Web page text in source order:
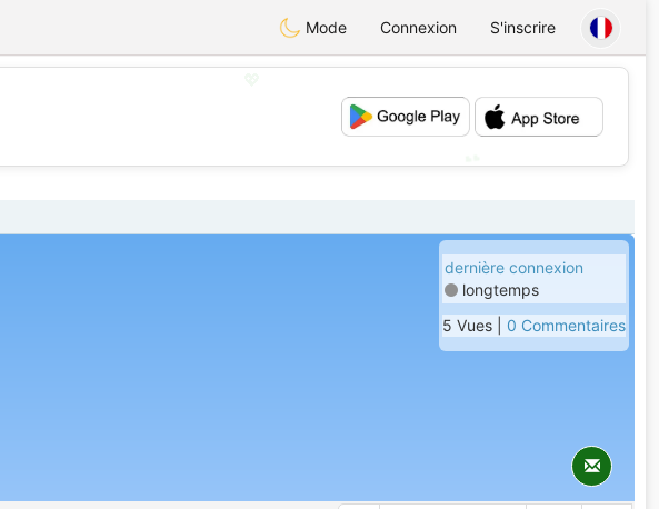
Mode Connexion S'inscrire
dernière connexion
longtemps
5 Vues | 0 Commentaires